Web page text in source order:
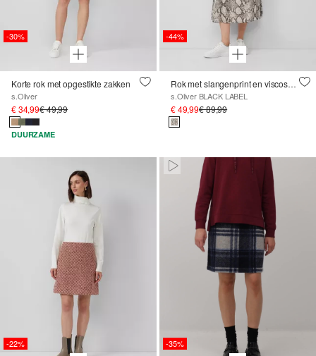
-30%
Korte rok met opgestikte zakken
s.Oliver
€ 34,99€ 49,99
DUURZAME
-44%
Rok met slangenprint en viscose voering
s.Oliver BLACK LABEL
€ 49,99€ 89,99
-22%
Paused • Muted
-35%